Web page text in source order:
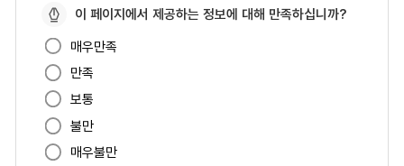
페
이
지
만
족
도
이 페이지에서 제공하는 정보에 대해 만족하십니까?
매우만족
만족
보통
불만
매우불만